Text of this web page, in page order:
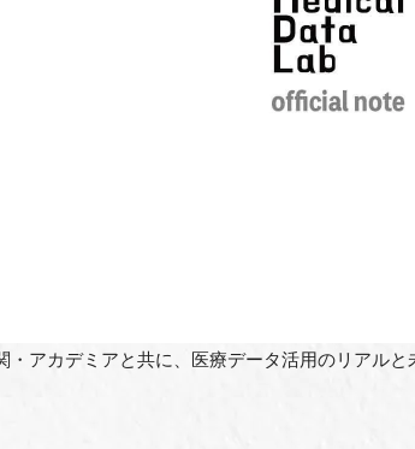
アカデミアと共に、医療データ活用のリアルと